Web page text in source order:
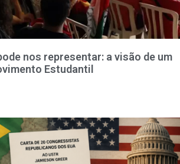
nos representar: a visão de um
Estudantil